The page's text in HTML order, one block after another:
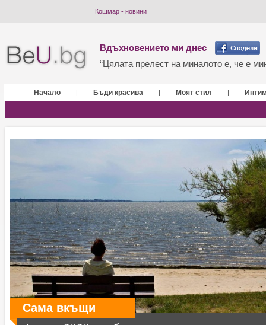
Кошмар - новини
Вдъхновението ми днес
“Цялата прелест на миналото е, че е
Начало | Бъди красива | Моят стил |
Сама вкъщи